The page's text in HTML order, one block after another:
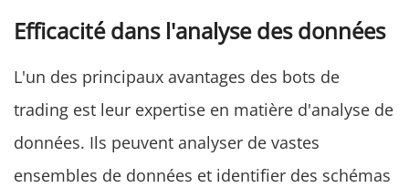
Efficacité dans l'analyse des données
L'un des principaux avantages des bots de
trading est leur expertise en matière d'analyse de
données. Ils peuvent analyser de vastes
ensembles de données et identifier des schémas